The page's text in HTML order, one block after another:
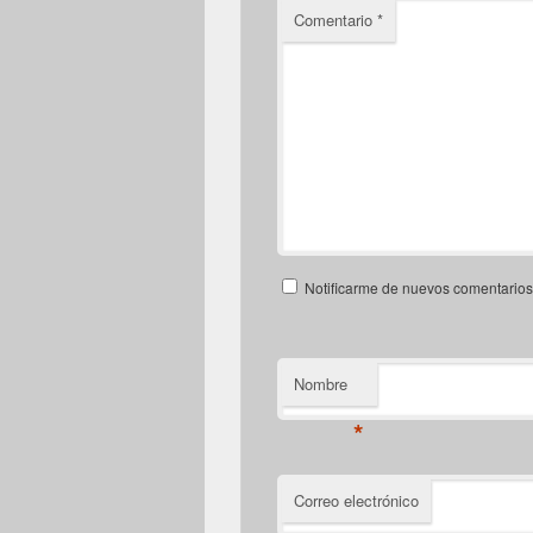
Comentario *
Notificarme de nuevos
Nombre
*
Correo electrónico